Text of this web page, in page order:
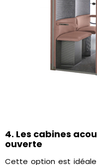
4. Les cabines
ouverte
Cette option est